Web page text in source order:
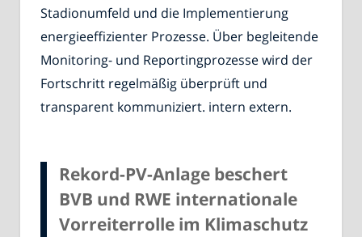
Stadionumfeld und die Implementierung
energieeffizienter Prozesse. Über begleitende
Monitoring- und Reportingprozesse wird der
Fortschritt regelmäßig überprüft und
transparent kommuniziert. intern extern.
Rekord-PV-Anlage beschert
BVB und RWE internationale
Vorreiterrolle im Klimaschutz